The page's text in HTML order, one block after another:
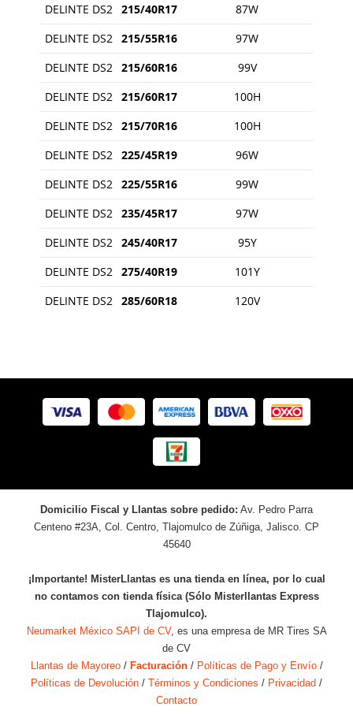
DELINTE DS2 215/40R17
87W
DELINTE DS2 215/55R16
97W
DELINTE DS2 215/60R16
99V
DELINTE DS2 215/60R17
100H
DELINTE DS2 215/70R16
100H
DELINTE DS2 225/45R19
96W
DELINTE DS2 225/55R16
99W
DELINTE DS2 235/45R17
97W
DELINTE DS2 245/40R17
95Y
DELINTE DS2 275/40R19
101Y
DELINTE DS2 285/60R18 120V
Domicilio Fiscal y Llantas sobre pedido: Av. Pedro Parra
Centeno #23A, Col. Centro, Tlajomulco de Zúñiga, Jalisco. CP
45640
¡Importante! MisterLlantas es una tienda en línea, por lo cual
no contamos con tienda física (Sólo Misterllantas Express
Tlajomulco).
Neumarket México SAPI de CV, es una empresa de MR Tires SA
de CV
Llantas de Mayoreo/ Facturación/ Políticas de Pago y Envío/
Políticas de Devolución / Términos y Condiciones / Privacidad /
Contacto